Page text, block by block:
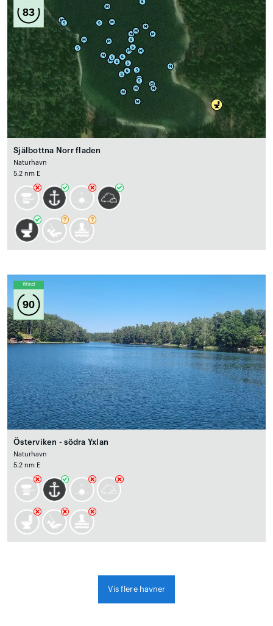
83
Själbottna Norr fladen
Naturhavn
5.2 nm E
Wind
90
Österviken - södra Yxlan
Naturhavn
5.2 nm E
Vis flere havner